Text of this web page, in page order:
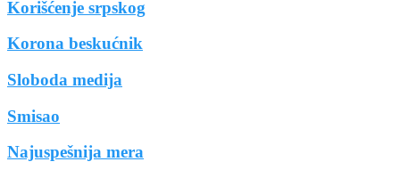
Korišćenje srpskog
Korona beskućnik
Sloboda medija
Smisao
Najuspešnija mera